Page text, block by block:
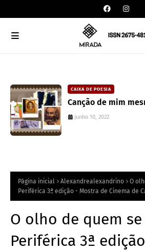
CAIXA DE POESIA
Canção de mim
junho 10, 2022
Página inicial Alexandrealexandrino
O
Periférica 3ª edição - Mostra de Cinema de
O olho de quem se
Periférica 3ª